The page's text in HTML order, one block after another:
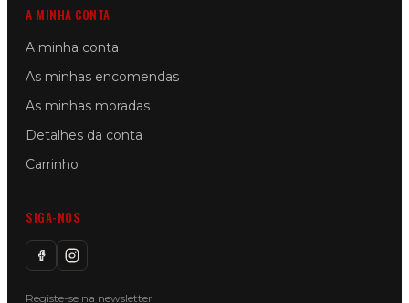
A MINHA CONTA
A minha conta
As minhas encomendas
As minhas moradas
Detalhes da conta
Carrinho
SIGA-NOS
Registe-se na newsletter